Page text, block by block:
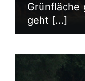
Grünfläche
geht […]